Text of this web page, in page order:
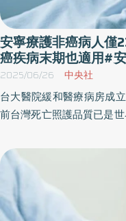
安寧療護非癌病人僅
癌疾病末期也適用#
2025/06/26 中央社
台大醫院緩和醫療病房成
前台灣死亡照護品質已是
死亡前1年接受安寧比率約
上，不可治癒疾病都可
念待打破。